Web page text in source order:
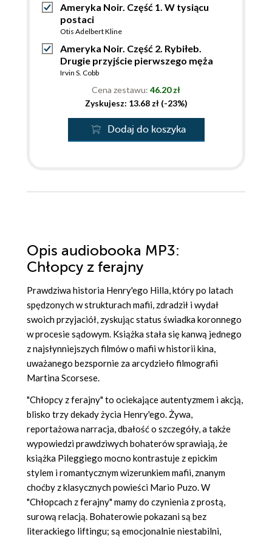
Ameryka Noir. Część 1. W tysiącu
postaci
Otis Adelbert Kline
Ameryka Noir. Część 2. Rybiłeb.
Drugie przyjście pierwszego męża
Irvin S. Cobb
Cena zestawu: 46.20 zł
Zyskujesz: 13.68 zł (-23%)
Dodaj do koszyka
Opis audiobooka MP3:
Chłopcy z ferajny
Prawdziwa historia Henry'ego Hilla, który po latach
spędzonych w strukturach mafii, zdradził i wydał
swoich przyjaciół, zyskując status świadka koronnego
w procesie sądowym. Książka stała się kanwą jednego
z najsłynniejszych filmów o mafii w historii kina,
uważanego bezspornie za arcydzieło filmografii
Martina Scorsese.
"Chłopcy z ferajny" to ociekające autentyzmem i akcją,
blisko trzy dekady życia Henry'ego. Żywa,
reportażowa narracja, dbałość o szczegóły, a także
wypowiedzi prawdziwych bohaterów sprawiają, że
książka Pileggiego mocno kontrastuje z epickim
stylem i romantycznym wizerunkiem mafii, znanym
choćby z klasycznych powieści Mario Puzo. W
"Chłopcach z ferajny" mamy do czynienia z prostą,
surową relacją. Bohaterowie pokazani są bez
literackiego liftingu; są emocjonalnie niestabilni,